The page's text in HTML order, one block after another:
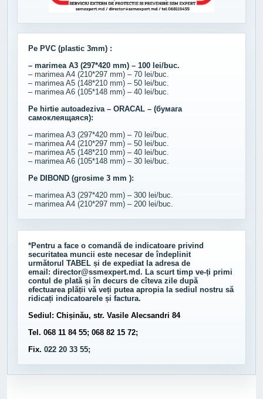
Pe PVC (plastic 3mm) :
– marimea A3 (297*420 mm) – 100 lei/buc.
– marimea A4 (210*297 mm) – 70 lei/buc.
– marimea A5 (148*210 mm) – 50 lei/buc.
– marimea A6 (105*148 mm) – 40 lei/buc.
Pe hirtie autoadeziva – ORACAL – (бумага
самоклеящаяся):
– marimea A3 (297*420 mm) – 70 lei/buc.
– marimea A4 (210*297 mm) – 50 lei/buc.
– marimea A5 (148*210 mm) – 40 lei/buc.
– marimea A6 (105*148 mm) – 30 lei/buc.
Pe DIBOND (grosime 3 mm ):
– marimea A3 (297*420 mm) – 300 lei/buc.
– marimea A4 (210*297 mm) – 200 lei/buc.
*Pentru a face o comandă de indicatoare privind
securitatea muncii este necesar de îndeplinit
următorul TABEL și de expediat la adresa de
email: director@ssmexpert.md. La scurt timp ve-ți primi
contul de plată și în decurs de cîteva zile după
efectuarea plății vă veți putea apropia la sediul nostru să
ridicați indicatoarele și factura.
Sediul: Chișinău, str. Vasile Alecsandri 84
Tel. 068 11 84 55; 068 82 15 72;
Fix. 022 20 33 55;